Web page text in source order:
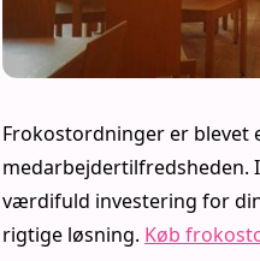
Frokostordninger er blevet
værdifuld investering for
rigtige løsning. Køb